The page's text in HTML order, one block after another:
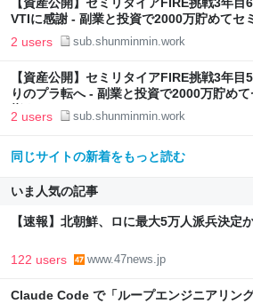
【資産公開】セミリタイアFIRE挑戦3年
VTIに感謝 - 副業と投資で2000万貯めてセ
す
2 users sub.shunminmin.work
【資産公開】セミリタイアFIRE挑戦3年
りのプラ転へ - 副業と投資で2000万貯め
指す
2 users sub.shunminmin.work
同じサイトの新着をもっと読む
いま人気の記事
【速報】北朝鮮、ロに最大5万人派兵決定
122 users www.47news.jp
Claude Code で「ループエンジニアリン